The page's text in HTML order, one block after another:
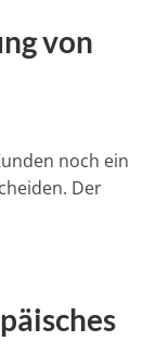
von
noch ein
Der